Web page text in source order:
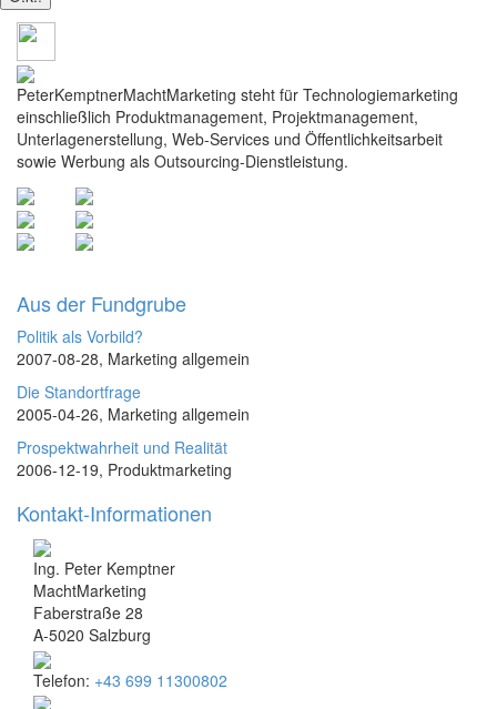
PeterKemptnerMachtMarketing steht für Technologiemarketing
einschließlich Produktmanagement, Projektmanagement,
Unterlagenerstellung, Web-Services und Öffentlichkeitsarbeit
sowie Werbung als Outsourcing-Dienstleistung.
Aus der Fundgrube
Politik als Vorbild?
2007-08-28, Marketing allgemein
Die Standortfrage
2005-04-26, Marketing allgemein
Prospektwahrheit und Realität
2006-12-19, Produktmarketing
Kontakt-Informationen
Ing. Peter Kemptner
MachtMarketing
Faberstraße 28
A-5020 Salzburg
Telefon: +43 699 11300802